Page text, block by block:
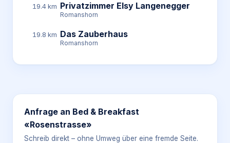
19.4 km Privatzimmer Elsy Langenegger
Romanshorn
19.8 km Das Zauberhaus
Romanshorn
Anfrage an Bed & Breakfast
«Rosenstrasse»
Schreib direkt – ohne Umweg über eine fremde Seite.